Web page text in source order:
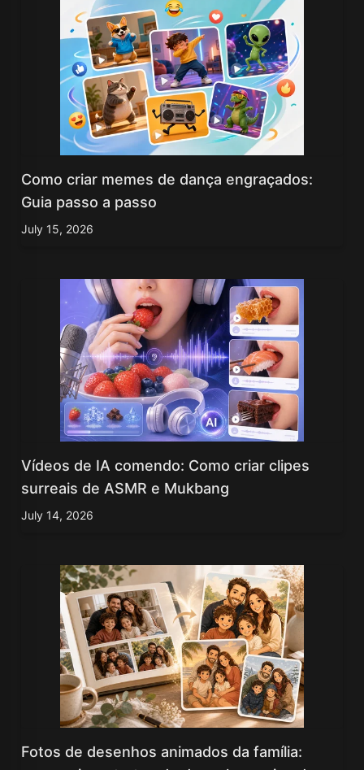
Como criar memes de dança engraçados:
Guia passo a passo
July 15, 2026
Vídeos de IA comendo: Como criar clipes
surreais de ASMR e Mukbang
July 14, 2026
Fotos de desenhos animados da família: